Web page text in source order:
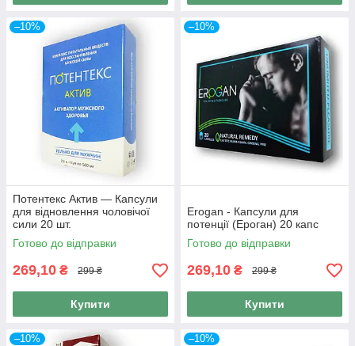
–10%
Потентекс Актив — Капсули
для відновлення чоловічої
сили 20 шт.
Готово до відправки
269,10 ₴ 299 ₴
Купити
–10%
Erogan - Капсули для
потенції (Ероган) 20 капс
Готово до відправки
269,10 ₴ 299 ₴
Купити
–10% –10%